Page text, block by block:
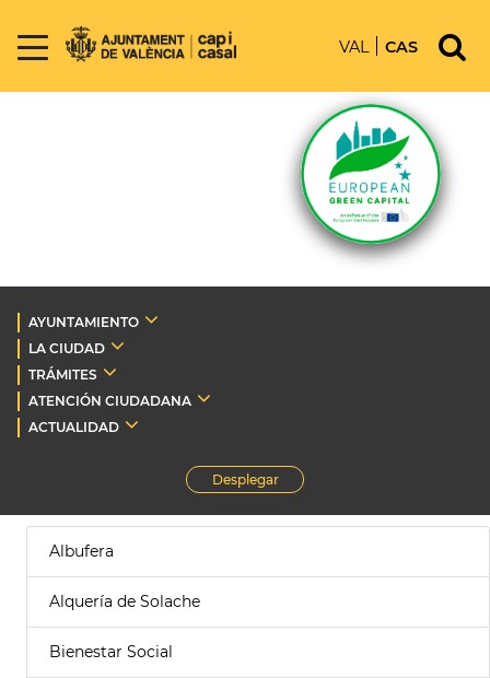
VAL CAS
AYUNTAMIENTO
LA CIUDAD
TRÁMITES
ATENCIÓN CIUDADANA
ACTUALIDAD
Desplegar
Albufera
Alquería de Solache
Bienestar Social